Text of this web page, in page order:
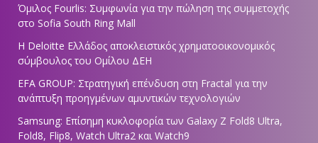
Όμιλος Fourlis: Συμφωνία για την πώληση της συμμετοχής
στο Sofia South Ring Mall
Η Deloitte Ελλάδος αποκλειστικός χρηματοοικονομικός
σύμβουλος του Ομίλου ΔΕΗ
EFA GROUP: Στρατηγική επένδυση στη Fractal για την
ανάπτυξη προηγμένων αμυντικών τεχνολογιών
Samsung: Επίσημη κυκλοφορία των Galaxy Z Fold8 Ultra,
Fold8, Flip8, Watch Ultra2 και Watch9